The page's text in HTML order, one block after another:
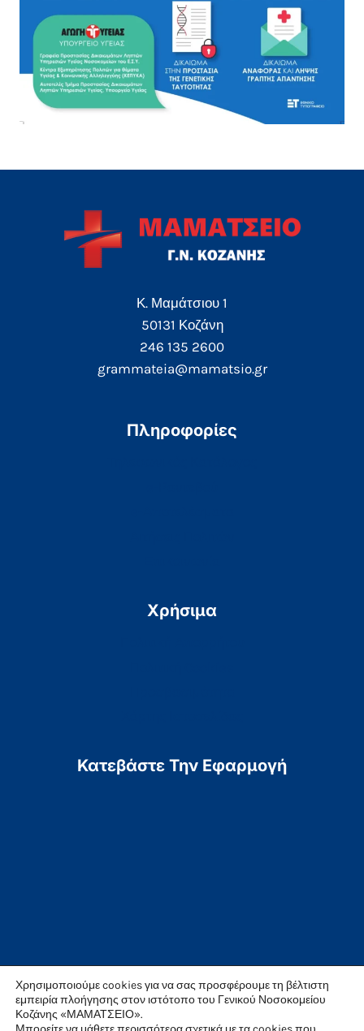
Κ. Μαμάτσιου 1
50131 Κοζάνη
246 135 2600
grammateia@mamatsio.gr
Πληροφορίες
Χρήσιμα
Κατεβάστε Την Εφαρμογή
Χρησιμοποιούμε cookies για να σας προσφέρουμε τη βέλτιστη
εμπειρία πλοήγησης στον ιστότοπο του Γενικού Νοσοκομείου
Κοζάνης «ΜΑΜΑΤΣΕΙΟ».